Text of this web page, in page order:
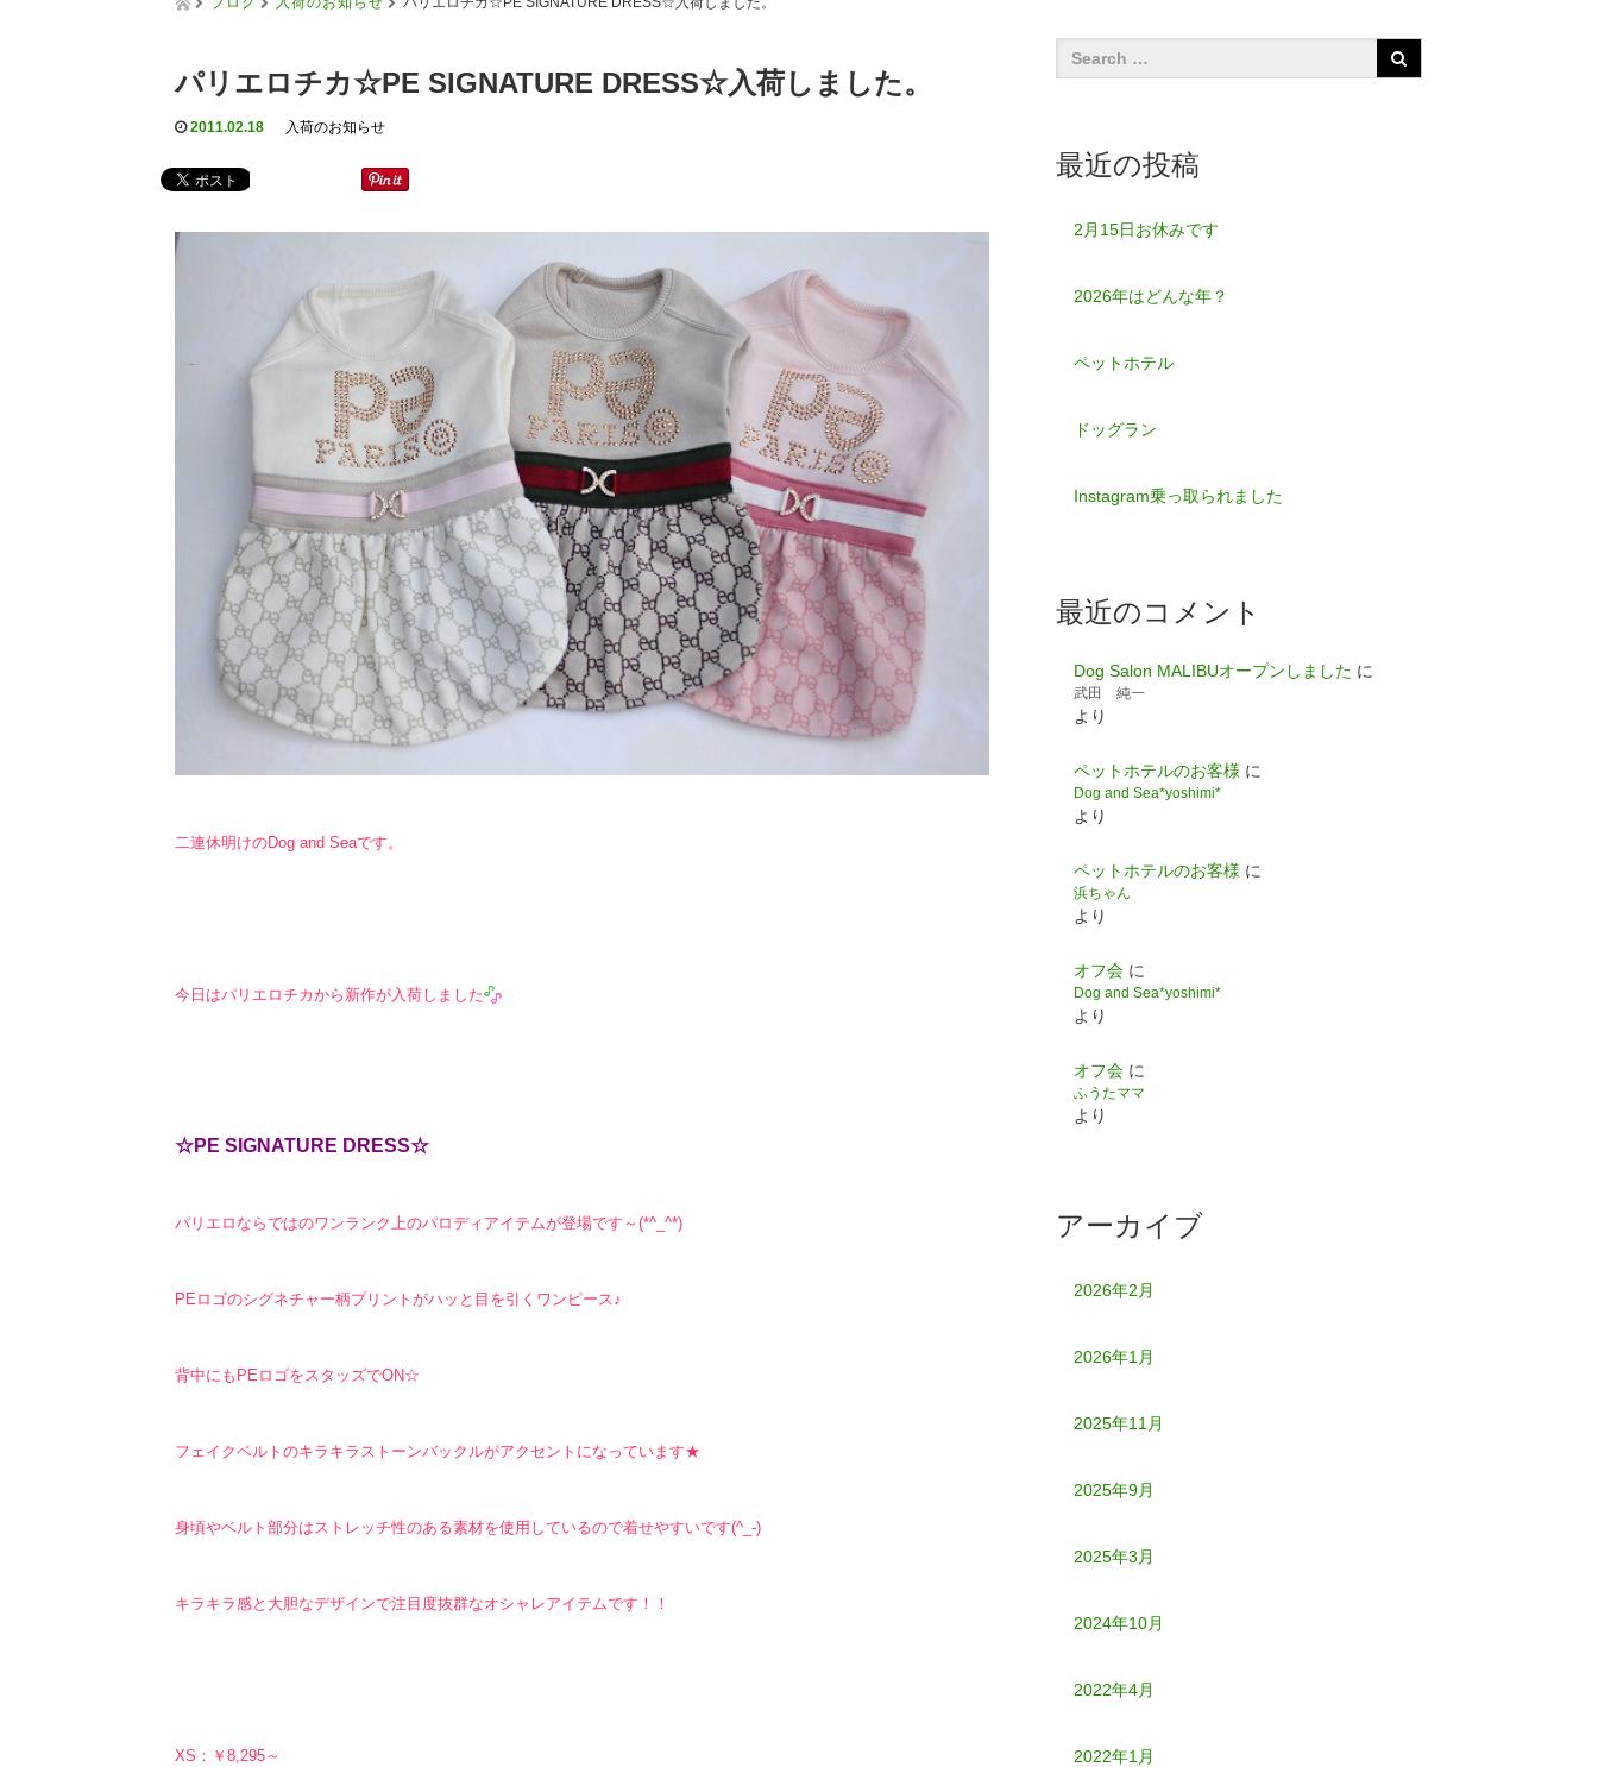
パリエロチカ☆PE SIGNATURE DRESS☆入荷しました。
2011.02.18 入荷のお知らせ
二連休明けのDog and Seaです。
今日はパリエロチカから新作が入荷しました
☆PE SIGNATURE DRESS☆
パリエロならではのワンランク上のパロディアイテムが登場です～(*^_^*)
PEロゴのシグネチャー柄プリントがハッと目を引くワンピース♪
背中にもPEロゴをスタッズでON☆
フェイクベルトのキラキラストーンバックルがアクセントになっています★
身頃やベルト部分はストレッチ性のある素材を使用しているので着せやすいです(^_-)
キラキラ感と大胆なデザインで注目度抜群なオシャレアイテムです！！
XS：￥8,295～
最近の投稿
2月15日お休みです
2026年はどんな年？
ペットホテル
ドッグラン
Instagram乗っ取られました
最近のコメント
Dog Salon MALIBUオープンしました に
武田 純一
より
ペットホテルのお客様 に
Dog and Sea*yoshimi*
より
ペットホテルのお客様 に
浜ちゃん
より
オフ会 に
Dog and Sea*yoshimi*
より
オフ会 に
ふうたママ
より
アーカイブ
2026年2月
2026年1月
2025年11月
2025年9月
2025年3月
2024年10月
2022年4月
2022年1月